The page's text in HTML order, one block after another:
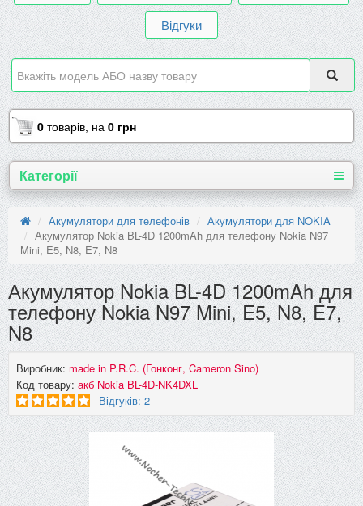
Відгуки
0 товарів, на 0 грн
Категорії
Акумулятори для телефонів
Акумулятори для NOKIA
Акумулятор Nokia BL-4D 1200mAh для телефону Nokia N97
Mini, E5, N8, E7, N8
Акумулятор Nokia BL-4D 1200mAh для
телефону Nokia N97 Mini, E5, N8, E7,
N8
Виробник: made in P.R.C. (Гонконг, Cameron Sino)
Код товару: акб Nokia BL-4D-NK4DXL
Відгуків: 2